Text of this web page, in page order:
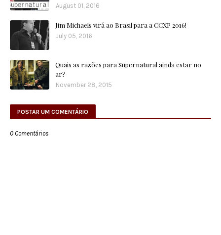
August 01, 2016
Jim Michaels virá ao Brasil para a CCXP 2016!
July 05, 2016
Quais as razões para Supernatural ainda estar no
ar?
November 28, 2015
POSTAR UM COMENTÁRIO
0 Comentários